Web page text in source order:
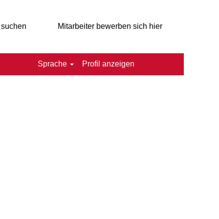
Mitarbeiter bewerben sich hier
Sprache Profil anzeigen